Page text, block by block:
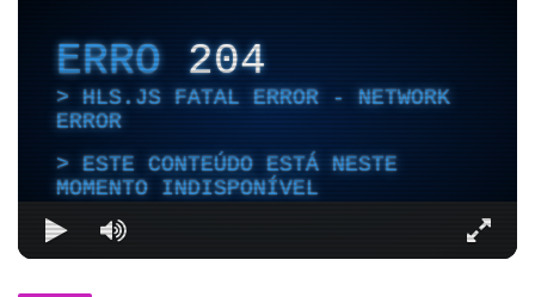
ERRO204
HLS.JS FATAL ERROR - NETWORK
ERROR
ESTE CONTEÚDO ESTÁ NESTE
MOMENTO INDISPONÍVEL